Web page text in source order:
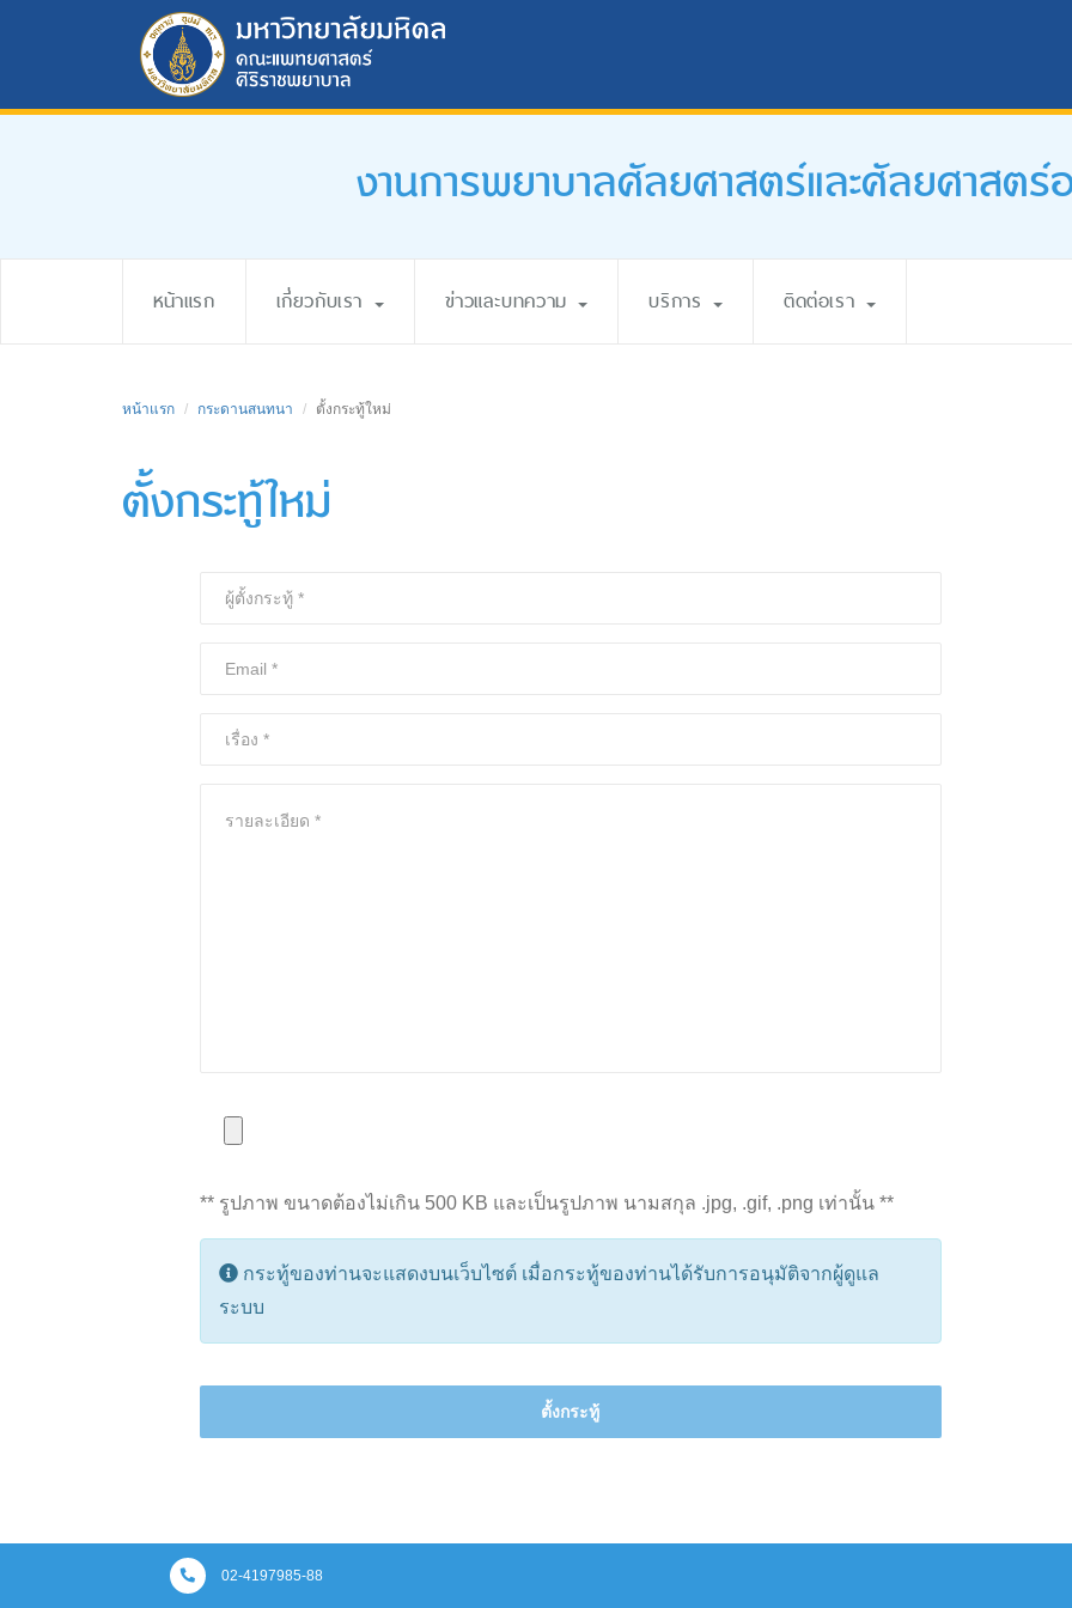
งานการพยาบาลศัลยศาสตร์และศัลยศาสตร์
หน้าแรก เกี่ยวกับเรา ข่าวและบทความ บริการ ติดต่อเรา
หน้าแรก กระดานสนทนา ตั้งกระทู้ใหม่
ตั้งกระทู้ใหม่
** รูปภาพ ขนาดต้องไม่เกิน 500 KB และเป็นรูปภาพ นามสกุล .jpg, .gif, .png เท่านั้น **
กระทู้ของท่านจะแสดงบนเว็บไซต์ เมื่อกระทู้ของท่านได้รับการอนุมัติจากผู้ดูแล
ระบบ
ตั้งกระทู้
02-4197985-88